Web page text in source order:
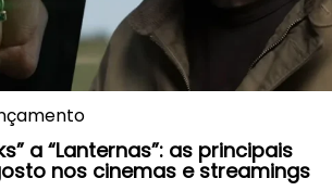
a “Lanternas”: as principais
nos cinemas e streamings